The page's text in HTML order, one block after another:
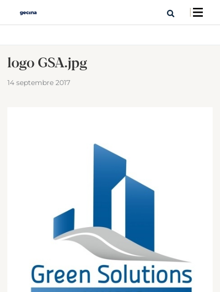
logo GSA.jpg
14 septembre 2017